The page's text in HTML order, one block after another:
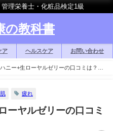
理栄養士・化粧品検定1級
の教科書
ア ヘルスケア お問い合わせ
ニー+生ローヤルゼリーの口コミは？ア
疲れ
ーヤルゼリーの口コミ